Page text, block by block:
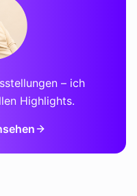
– ich
Highlights.